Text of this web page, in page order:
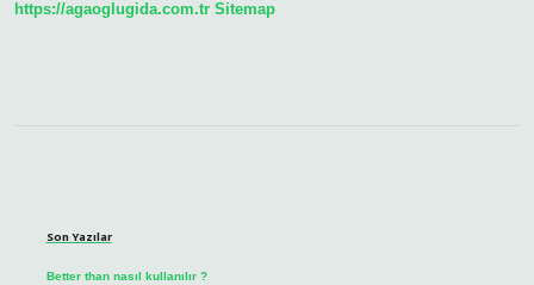
https://agaoglugida.com.tr Sitemap
Son Yazılar
Better than nasıl kullanılır ?